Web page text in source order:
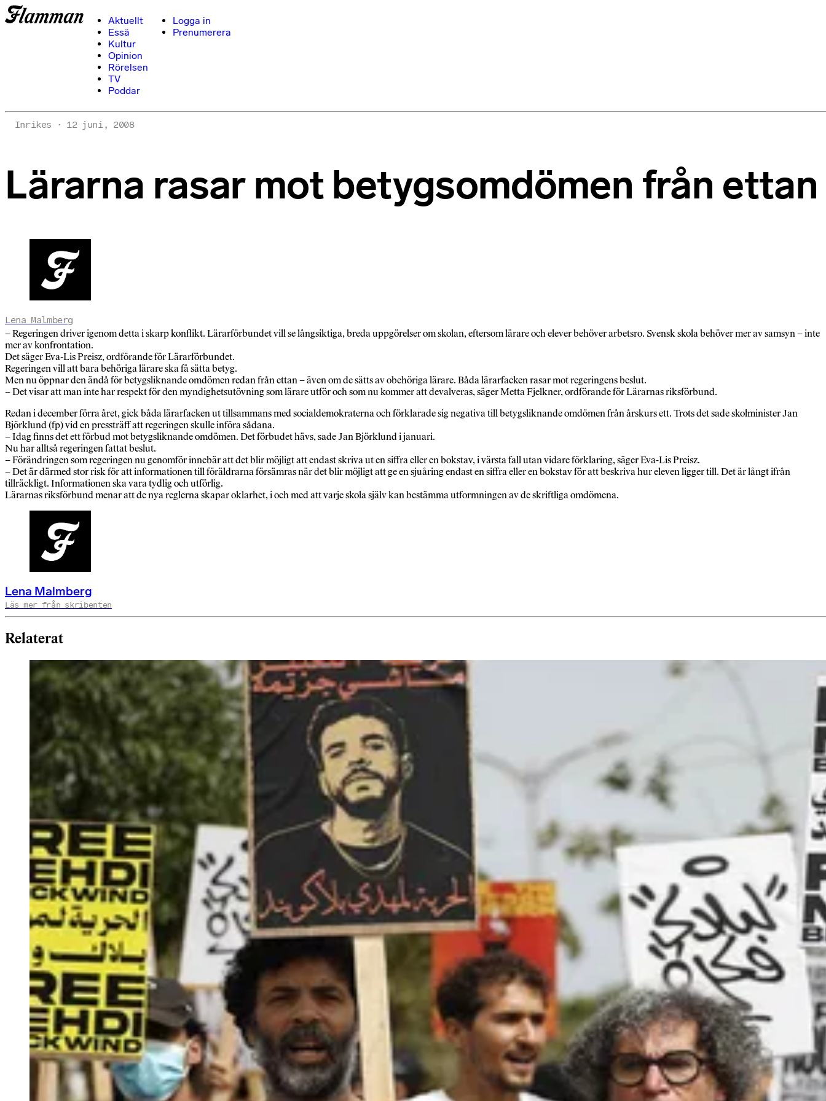
Aktuellt
Essä
Kultur
Opinion
Rörelsen
TV
Poddar
Logga in
Prenumerera
Inrikes 12 juni, 2008
Lärarna rasar mot betygsomdömen från ettan
Lena Malmberg
– Regeringen driver igenom detta i skarp konflikt. Lärarförbundet vill se långsiktiga, breda uppgörelser om skolan, eftersom lärare och elever behöver arbetsro. Svensk skola behöver mer av samsyn – inte
mer av konfrontation.
Det säger Eva-Lis Preisz, ordförande för Lärarförbundet.
Regeringen vill att bara behöriga lärare ska få sätta betyg.
Men nu öppnar den ändå för betygsliknande omdömen redan från ettan – även om de sätts av obehöriga lärare. Båda lärarfacken rasar mot regeringens beslut.
– Det visar att man inte har respekt för den myndighetsutövning som lärare utför och som nu kommer att devalveras, säger Metta Fjelkner, ordförande för Lärarnas riksförbund.
Redan i december förra året, gick båda lärarfacken ut tillsammans med socialdemokraterna och förklarade sig negativa till betygsliknande omdömen från årskurs ett. Trots det sade skolminister Jan
Björklund (fp) vid en pressträff att regeringen skulle införa sådana.
– Idag finns det ett förbud mot betygsliknande omdömen. Det förbudet hävs, sade Jan Björklund i januari.
Nu har alltså regeringen fattat beslut.
– Förändringen som regeringen nu genomför innebär att det blir möjligt att endast skriva ut en siffra eller en bokstav, i värsta fall utan vidare förklaring, säger Eva-Lis Preisz.
– Det är därmed stor risk för att informationen till föräldrarna försämras när det blir möjligt att ge en sjuåring endast en siffra eller en bokstav för att beskriva hur eleven ligger till. Det är långt ifrån
tillräckligt. Informationen ska vara tydlig och utförlig.
Lärarnas riksförbund menar att de nya reglerna skapar oklarhet, i och med att varje skola själv kan bestämma utformningen av de skriftliga omdömena.
Lena Malmberg
Läs mer från skribenten
Relaterat